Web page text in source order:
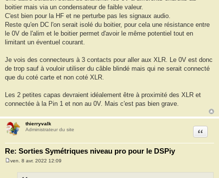
boitier mais via un condensateur de faible valeur.
C'est bien pour la HF et ne perturbe pas les signaux audio.
Reste qu'en DC l'on serait isolé du boitier, pour cela une résistance entre
le 0V de l'alim et le boitier permet d'avoir le même potentiel tout en
limitant un éventuel courant.
Je vois des connecteurs à 3 contacts pour aller aux XLR. Le 0V est donc
de trop sauf à vouloir utiliser du câble blindé mais qui ne serait connecté
que du coté carte et non coté XLR.
Les 2 petites capas devraient idéalement être à proximité des XLR et
connectée à la Pin 1 et non au 0V. Mais c'est pas bien grave.
thierryvalk
Administrateur du site
Re: Sorties Symétriques niveau pro pour le DSPiy
Citation
ven. 8 avr. 2022 12:09